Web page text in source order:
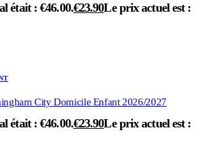
était : €46.00.€23.90Le prix actuel est :
City Domicile Enfant 2026/2027
était : €46.00.€23.90Le prix actuel est :